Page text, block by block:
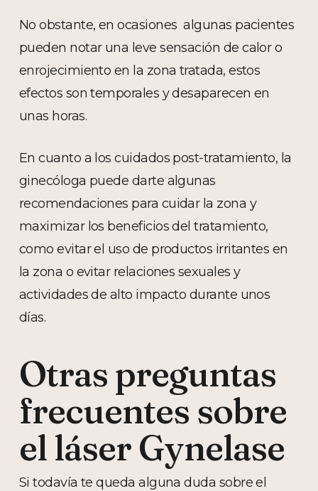
No obstante, en ocasiones algunas pacientes
pueden notar una leve sensación de calor o
enrojecimiento en la zona tratada, estos
efectos son temporales y desaparecen en
unas horas.
En cuanto a los cuidados post-tratamiento, la
ginecóloga puede darte algunas
recomendaciones para cuidar la zona y
maximizar los beneficios del tratamiento,
como evitar el uso de productos irritantes en
la zona o evitar relaciones sexuales y
actividades de alto impacto durante unos
días.
Otras preguntas
frecuentes sobre
el láser Gynelase
Si todavía te queda alguna duda sobre el